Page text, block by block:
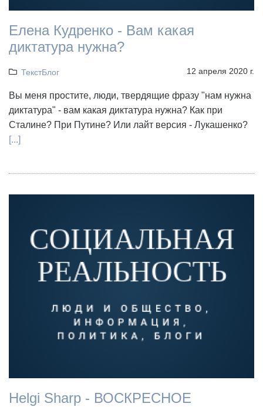
Елена Кудренко - Вам какая
диктатура нужна?
ТекстБлог 12 апреля 2020 г.
Вы меня простите, люди, твердящие фразу "нам нужна
диктатура" - вам какая диктатура нужна? Как при
Сталине? При Путине? Или лайт версия - Лукашенко?
[...]
Helgi Sharp - ВОСКРЕСНОЕ